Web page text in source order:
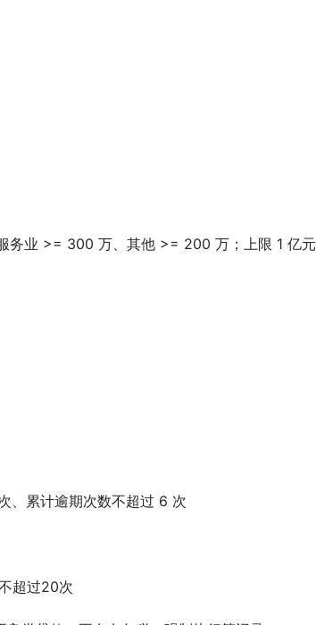
务业 >= 300 万、其他 >= 200 万；上限 1 亿元
、累计逾期次数不超过 6 次
超过20次